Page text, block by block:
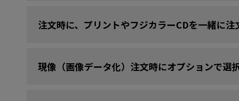
注文時に、プリントやフジカラーCDを一緒に
現像（画像データ化）注文時にオプションで選